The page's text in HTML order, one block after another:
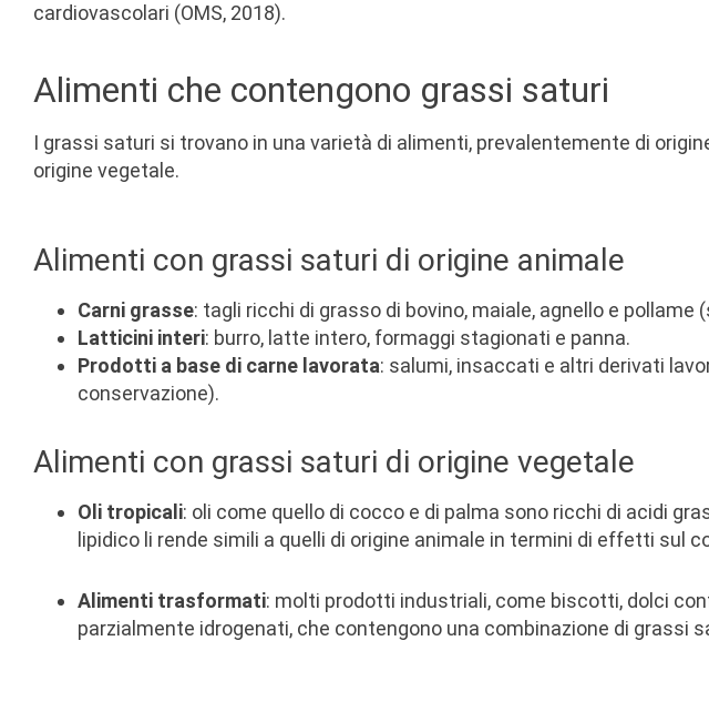
cardiovascolari (OMS, 2018).
Alimenti che contengono grassi saturi
I grassi saturi si trovano in una varietà di alimenti, prevalentemente di
origine vegetale.
Alimenti con grassi saturi di origine animale
Carni grasse: tagli ricchi di grasso di bovino, maiale, agnello e pollame
Latticini interi: burro, latte intero, formaggi stagionati e panna.
Prodotti a base di carne lavorata: salumi, insaccati e altri derivati
conservazione).
Alimenti con grassi saturi di origine vegetale
Oli tropicali: oli come quello di cocco e di palma sono ricchi di acidi
lipidico li rende simili a quelli di origine animale in termini di effetti sul
Alimenti trasformati: molti prodotti industriali, come biscotti, dolci
parzialmente idrogenati, che contengono una combinazione di grassi